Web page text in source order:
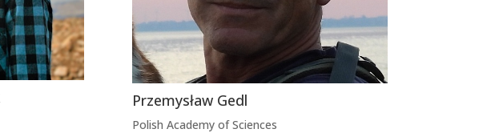
Przemysław Gedl
Polish Academy of Sciences